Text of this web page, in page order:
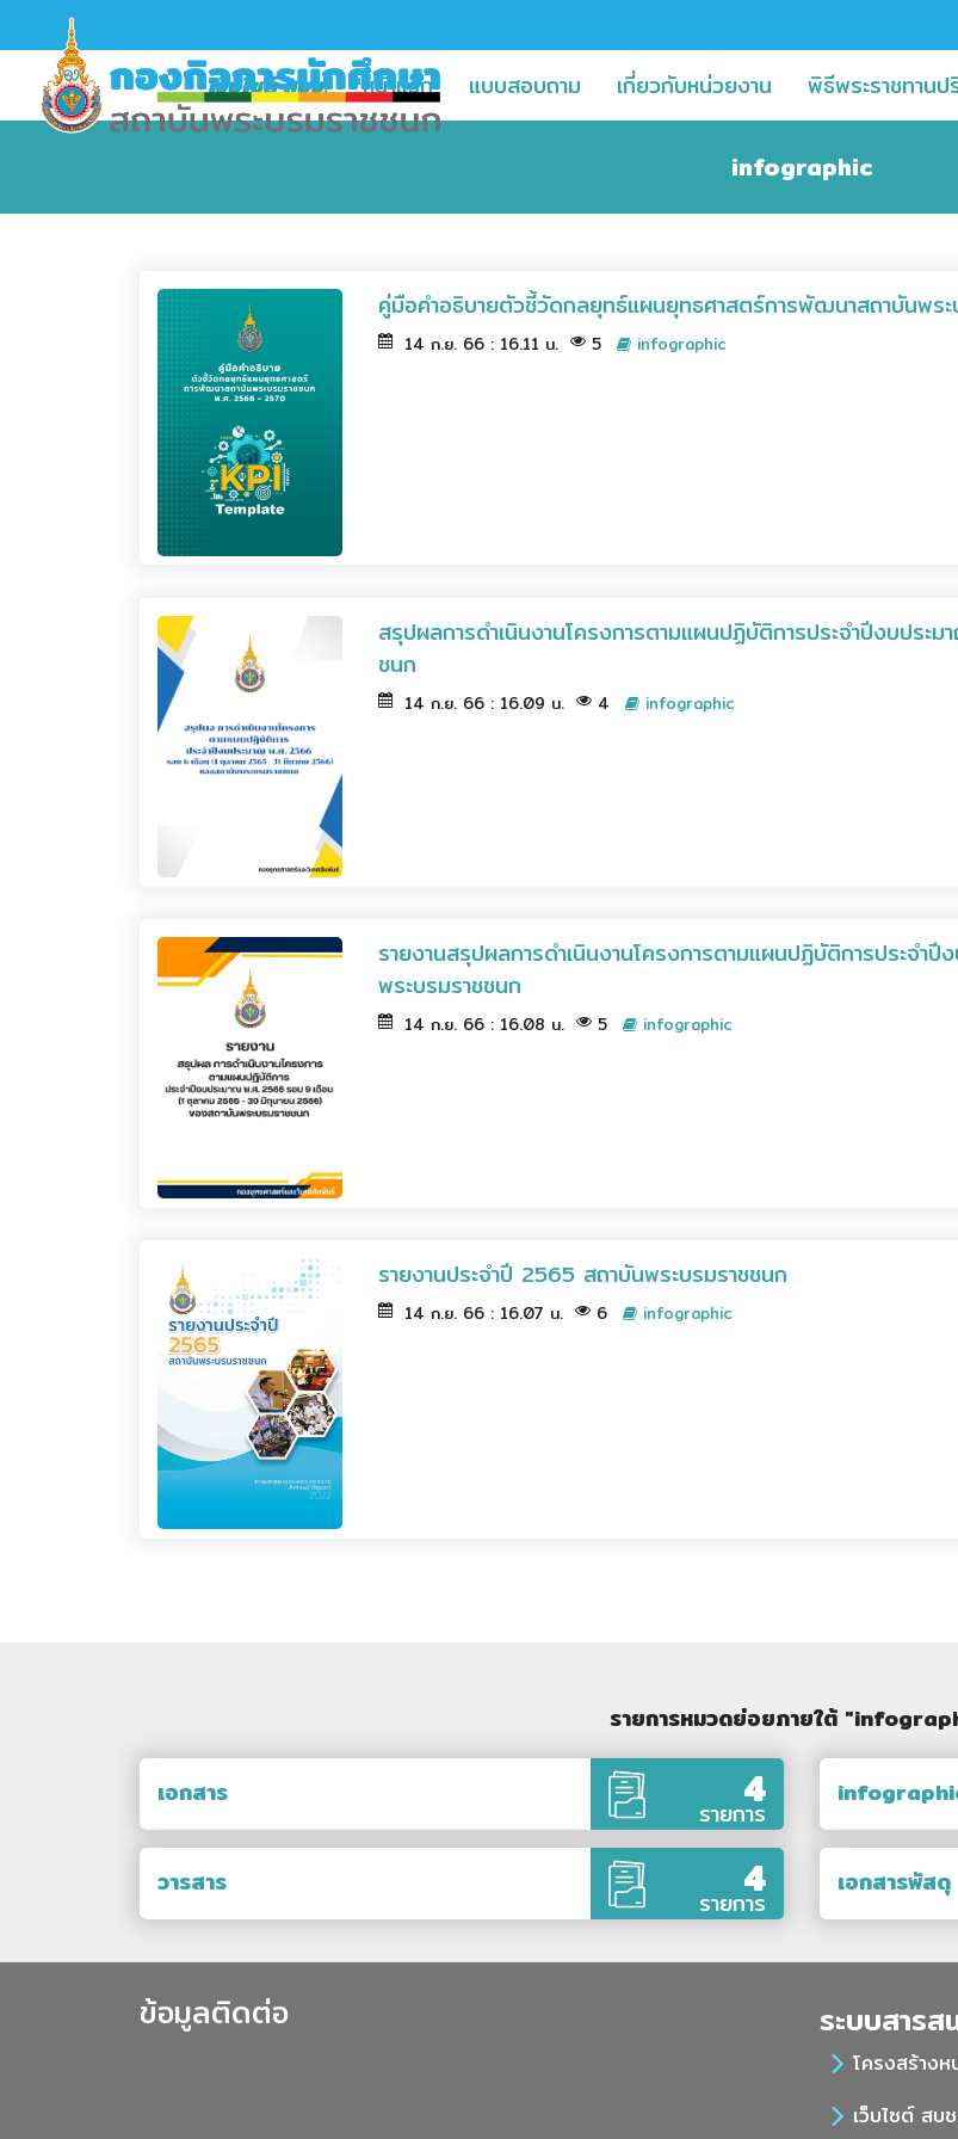
เว็บไซต์ สบช.(current)
หน้าแรก(current)
แบบสอบถาม (current)
เกี่ยวกับหน่วยงาน พิธีพระราชทาน
infographic
คู่มือคำอธิบายตัวชี้วัดกลยุทธ์แผนยุทธศาสตร์การพัฒนาสถาบันพ
14 ก.ย. 66 : 16.11 น. 5 infographic
สรุปผลการดำเนินงานโครงการตามแผนปฏิบัติการประจำปีงบปร
ชนก
14 ก.ย. 66 : 16.09 น. 4 infographic
รายงานสรุปผลการดำเนินงานโครงการตามแผนปฏิบัติการประจ
พระบรมราชชนก
14 ก.ย. 66 : 16.08 น. 5 infographic
รายงานประจำปี 2565 สถาบันพระบรมราชชนก
14 ก.ย. 66 : 16.07 น. 6 infographic
รายการหมวดย่อยภายใต้
เอกสาร 4
รายการ
วารสาร
4
รายการ
เอกสารพัสดุ
ข้อมูลติดต่อ ระบบสารส
โครงสร้างห
เว็บไซต์ สบ